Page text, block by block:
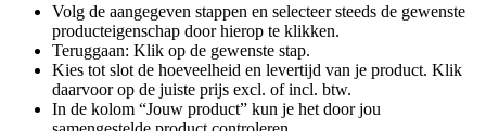
Volg de aangegeven stappen en selecteer steeds de gewenste
producteigenschap door hierop te klikken.
Teruggaan: Klik op de gewenste stap.
Kies tot slot de hoeveelheid en levertijd van je product. Klik
daarvoor op de juiste prijs excl. of incl. btw.
In de kolom “Jouw product” kun je het door jou